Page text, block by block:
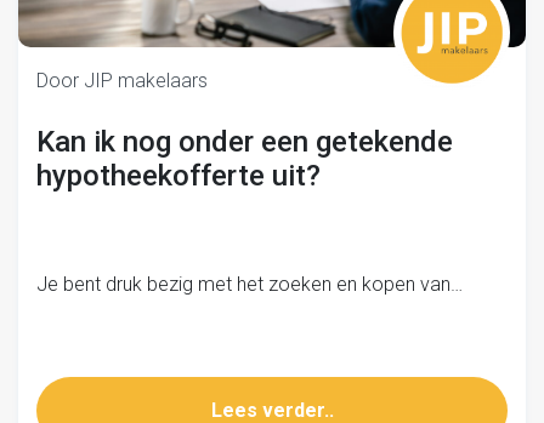
Door JIP makelaars
Kan ik nog onder een getekende
hypotheekofferte uit?
Je bent druk bezig met het zoeken en kopen van…
Lees verder..